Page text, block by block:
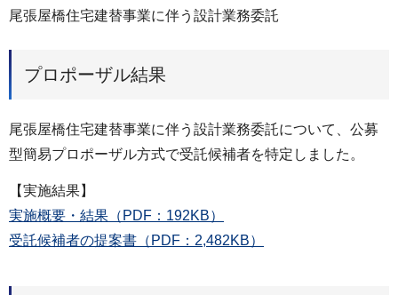
尾張屋橋住宅建替事業に伴う設計業務委託
プロポーザル結果
尾張屋橋住宅建替事業に伴う設計業務委託について、公募
型簡易プロポーザル方式で受託候補者を特定しました。
【実施結果】
実施概要・結果（PDF：192KB）
受託候補者の提案書（PDF：2,482KB）